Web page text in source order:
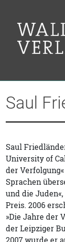
Saul
Saul
University of
der
Sprachen
und die
Preis. 2006
»Die Jahre der
der Leipziger